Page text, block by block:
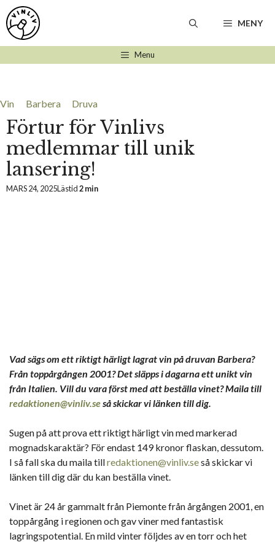
Hoppa
till
innehåll
MENY
Menu
Vin Barbera Druva
Förtur för Vinlivs
medlemmar till unik
lansering!
MARS 24, 2025Lästid2 min
Vad sägs om ett riktigt härligt lagrat vin på druvan Barbera?
Från toppårgången 2001? Det släpps i dagarna ett unikt vin
från Italien. Vill du vara först med att beställa vinet? Maila till
redaktionen@vinliv.seså skickar vi länken till dig.
Sugen på att prova ett riktigt härligt vin med markerad
mognadskaraktär? För endast 149 kronor flaskan, dessutom.
I så fall ska du maila tillredaktionen@vinliv.seså skickar vi
länken till dig där du kan beställa vinet.
Vinet är 24 år gammalt från Piemonte från årgången 2001, en
toppårgång i regionen och gav viner med fantastisk
lagringspotential. En mild vinter följdes av en torr och het